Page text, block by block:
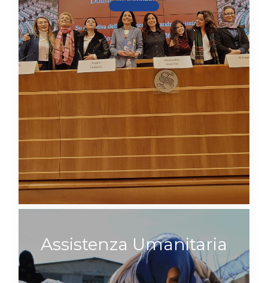
Scopri di più
Assistenza Umanitaria